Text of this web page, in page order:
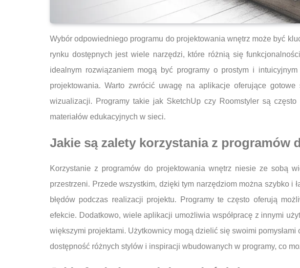
Wybór odpowiedniego programu do projektowania wnętrz może być
rynku dostępnych jest wiele narzędzi, które różnią się
idealnym rozwiązaniem mogą być programy o prostym i
projektowania. Warto zwrócić uwagę na aplikacje oferujące
wizualizacji. Programy takie jak SketchUp czy Roomstyler są
materiałów edukacyjnych w sieci.
Jakie są zalety korzystania z programów
Korzystanie z programów do projektowania wnętrz niesie ze sobą
przestrzeni. Przede wszystkim, dzięki tym narzędziom można szybko i
błędów podczas realizacji projektu. Programy te często oferują
efekcie. Dodatkowo, wiele aplikacji umożliwia współpracę z innymi
większymi projektami. Użytkownicy mogą dzielić się swoimi
dostępność różnych stylów i inspiracji wbudowanych w programy, co